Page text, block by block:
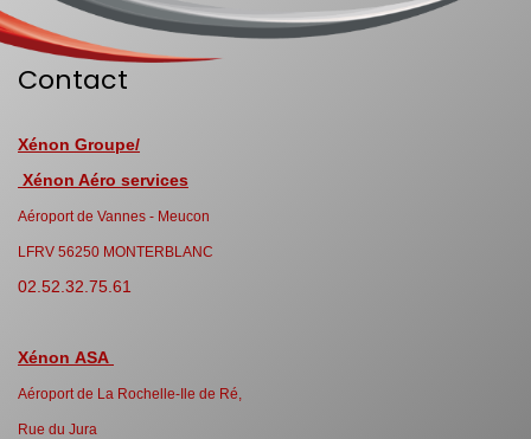
Contact
Xénon Groupe/
Xénon Aéro services
Aéroport de Vannes - Meucon
LFRV 56250 MONTERBLANC
02.52.32.75.61
Xénon ASA
Aéroport de La Rochelle-Ile de Ré,
Rue du Jura